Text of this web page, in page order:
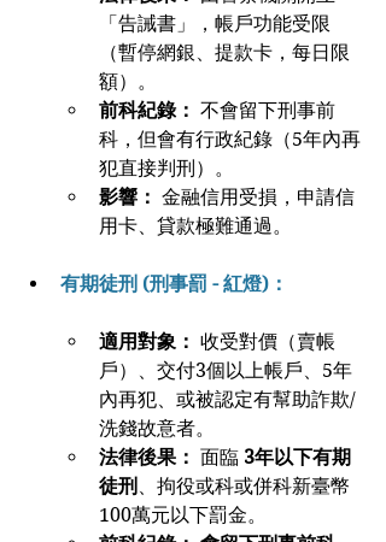
「告誡書」，帳戶功能受限
（暫停網銀、提款卡，每日限
額）。
前科紀錄： 不會留下刑事前
科，但會有行政紀錄（5年內再
犯直接判刑）。
影響： 金融信用受損，申請信
用卡、貸款極難通過。
有期徒刑 (刑事罰 - 紅燈)：
適用對象： 收受對價（賣帳
戶）、交付3個以上帳戶、5年
內再犯、或被認定有幫助詐欺/
洗錢故意者。
法律後果： 面臨 3年以下有期
徒刑 、拘役或科或併科新臺幣
100萬元以下罰金。